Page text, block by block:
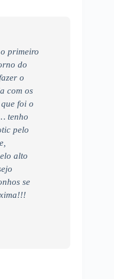
primeiro
do
o
com os
foi o
tenho
pelo
alto
se